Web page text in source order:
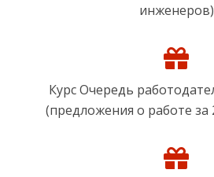
инженеров)
Курс Очередь
(предложения о работе за